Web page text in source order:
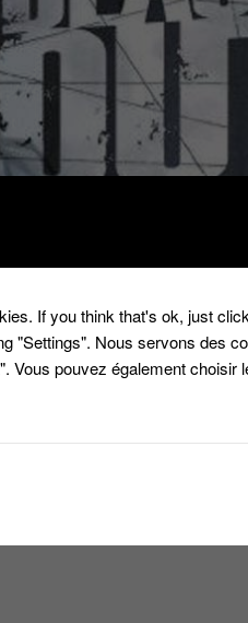
provinciaux !
Samedi 24 Mai de Total
62 39 74 demandez Thomas …
la part du Blog …
If you think that's ok, just
"Settings". Nous servons des
Vous pouvez également